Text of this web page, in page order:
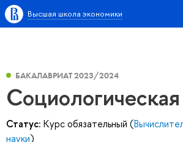
Высшая школа экономики
БАКАЛАВРИАТ 2023/2024
Статус: Курс обязательный (
науки)